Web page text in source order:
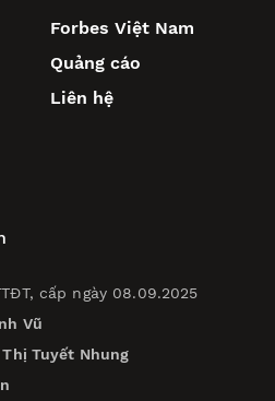
Forbes Việt Nam
Quảng cáo
Liên hệ
cấp ngày 08.09.2025
Vũ
Thị Tuyết Nhung